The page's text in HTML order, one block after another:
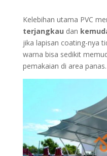
Kelebihan utama PVC
terjangkau dan
jika lapisan coating-nya
warna bisa sedikit
pemakaian di area panas.